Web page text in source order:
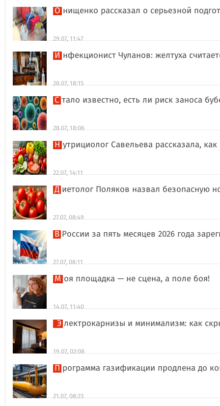
Онищенко рассказал о серьезной
29.07, 11:47
Инфекционист Чуланов: желтуха
28.07, 18:15
Стало известно, есть ли риск заноса
28.07, 18:06
Нутрициолог Савельева рассказала,
22.07, 14:11
Диетолог Поляков назвал безопасную
27.07, 08:49
В России за пять месяцев 2026 года
27.07, 08:11
Моя площадка — не сцена, а поле боя!
14.07, 11:40
Электрокарнизы и минимализм: как
19.07, 02:08
Программа газификации продлена до
21.07, 08:23